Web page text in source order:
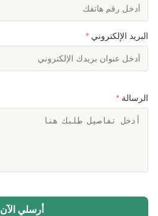
البريد الإلكتروني *
الرسالة *
أرسلي الآن